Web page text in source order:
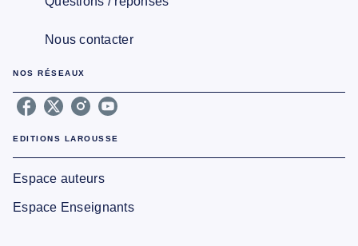
Nous contacter
NOS RÉSEAUX
EDITIONS LAROUSSE
Espace auteurs
Espace Enseignants